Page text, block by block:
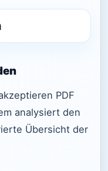
PDF
analysiert den
Übersicht der